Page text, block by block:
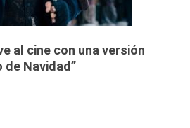
al cine con una versión
de Navidad”